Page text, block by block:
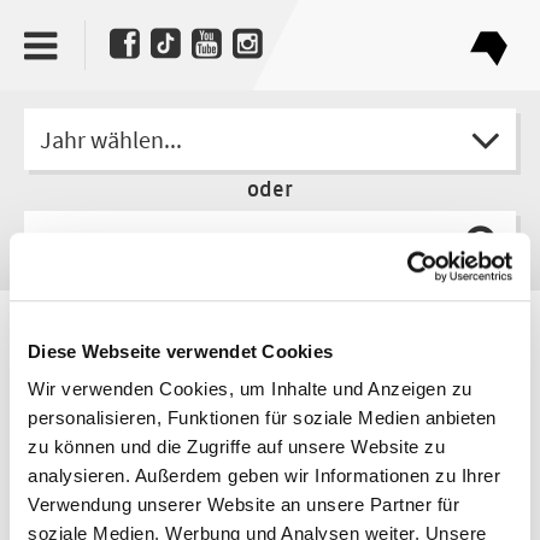
Diese Webseite verwendet Cookies
Wir verwenden Cookies, um Inhalte und Anzeigen zu
personalisieren, Funktionen für soziale Medien anbieten
zu können und die Zugriffe auf unsere Website zu
analysieren. Außerdem geben wir Informationen zu Ihrer
Verwendung unserer Website an unsere Partner für
soziale Medien, Werbung und Analysen weiter. Unsere
Jahr wählen...
oder
Martin Lechner